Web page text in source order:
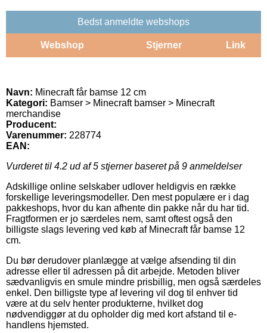
Bedst anmeldte webshops
Webshop Stjerner Link
Navn: Minecraft får bamse 12 cm
Kategori: Bamser > Minecraft bamser > Minecraft
merchandise
Producent:
Varenummer: 228774
EAN:
Vurderet til 4.2 ud af 5 stjerner baseret på 9 anmeldelser
Adskillige online selskaber udlover heldigvis en række
forskellige leveringsmodeller. Den mest populære er i dag
pakkeshops, hvor du kan afhente din pakke når du har tid.
Fragtformen er jo særdeles nem, samt oftest også den
billigste slags levering ved køb af Minecraft får bamse 12
cm.
Du bør derudover planlægge at vælge afsending til din
adresse eller til adressen på dit arbejde. Metoden bliver
sædvanligvis en smule mindre prisbillig, men også særdeles
enkel. Den billigste type af levering vil dog til enhver tid
være at du selv henter produkterne, hvilket dog
nødvendiggør at du opholder dig med kort afstand til e-
handlens hjemsted.